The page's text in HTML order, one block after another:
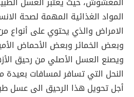
المواد الغذائية المهمة لصحة
الامراض والذي يحتوي على أنواع
وبعض الخمائر وبعض الأحماض
ويصنع العسل الأصلي من رحيق
النحل التي تسافر لمسافات بعيدة
أجل تحويل هذا الرحيق الى عسل